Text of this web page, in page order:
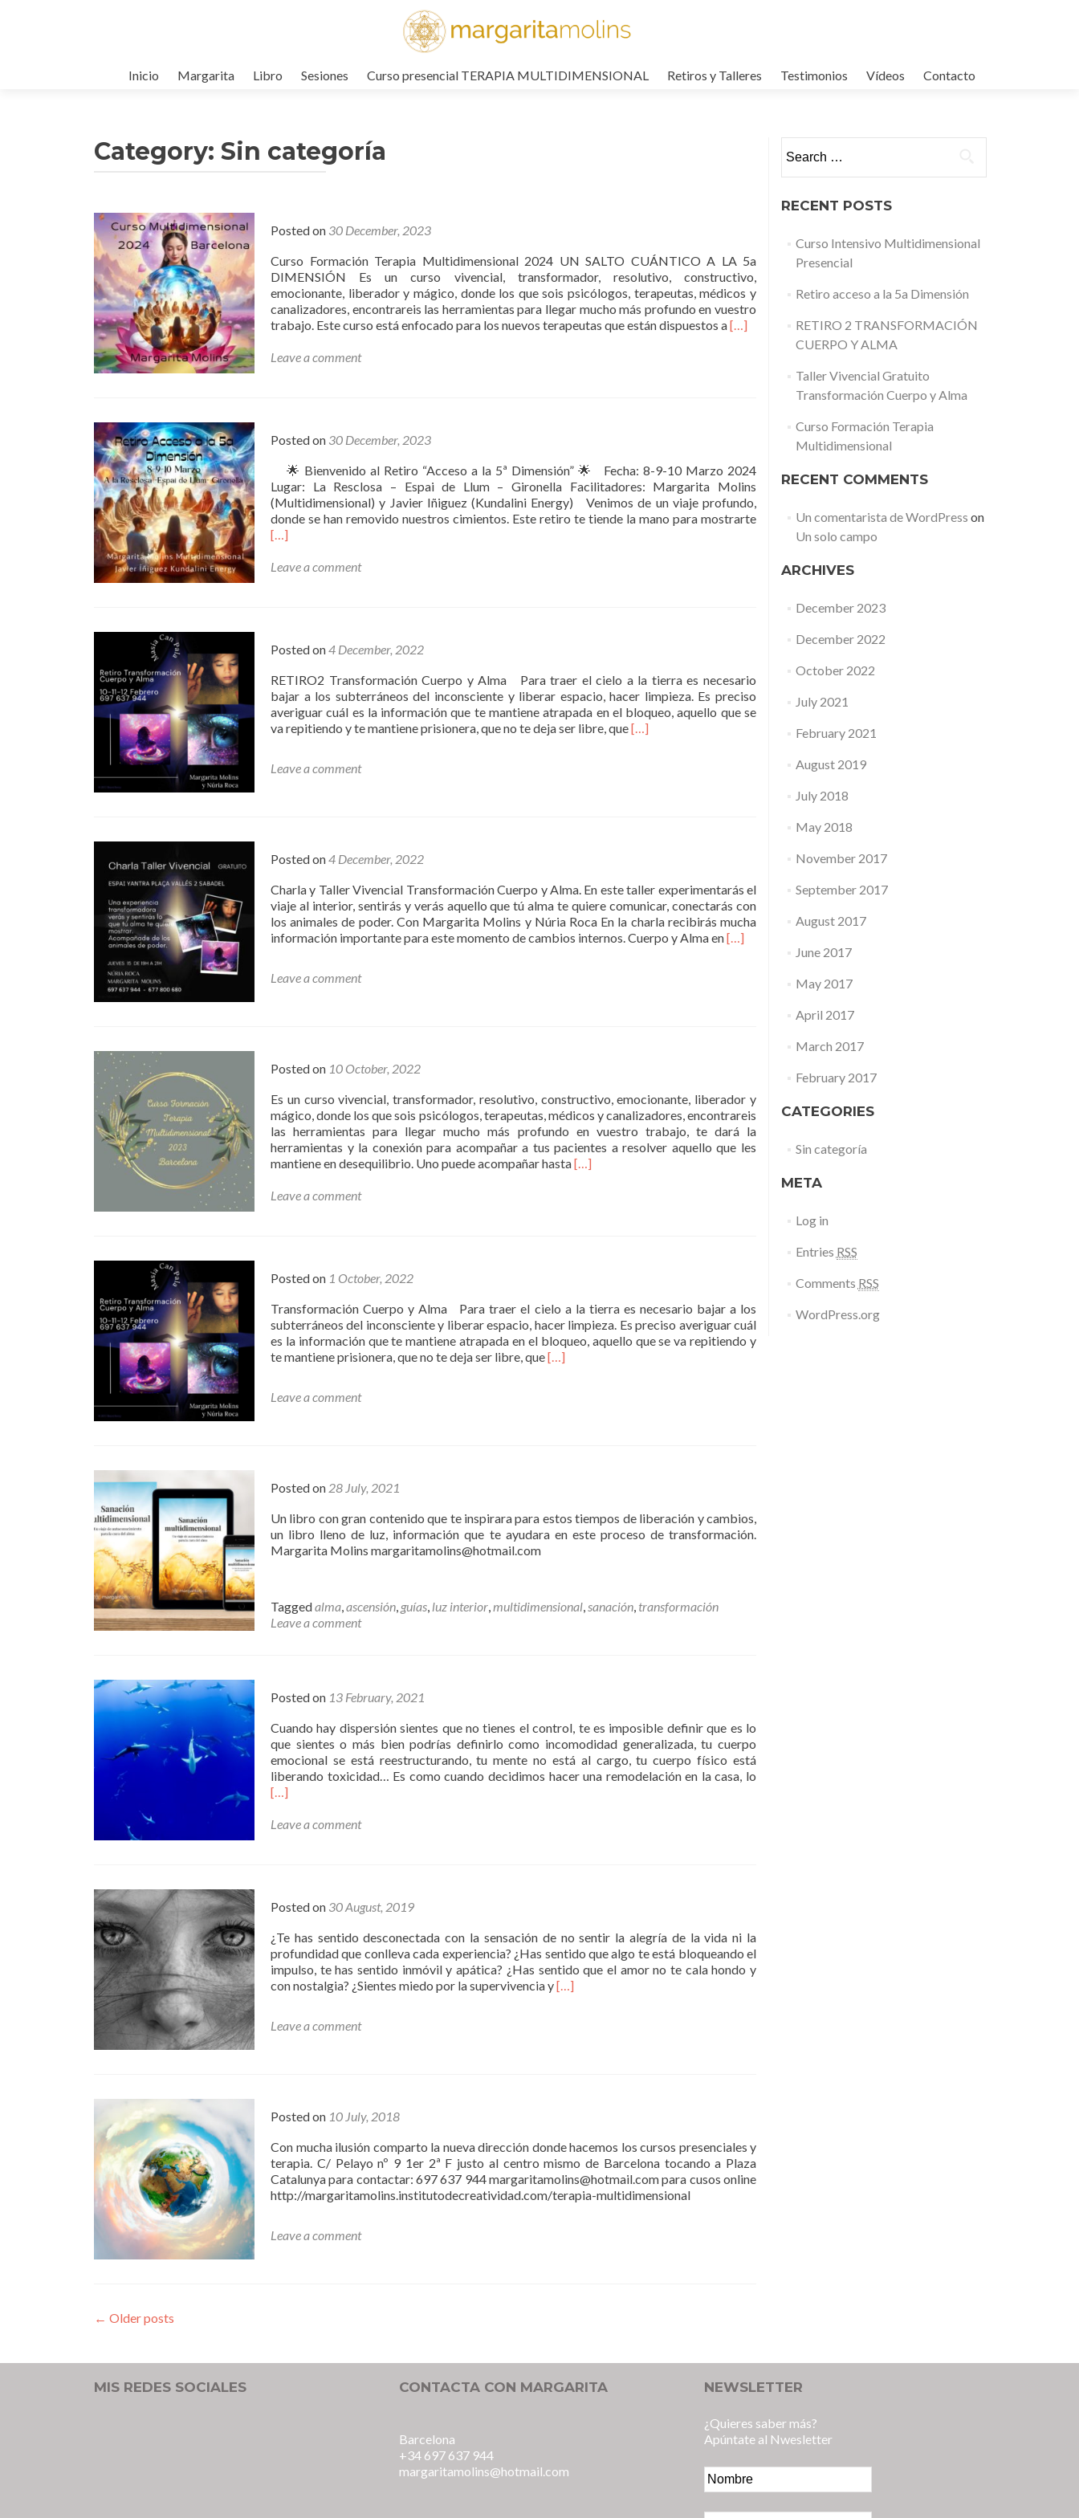
Skip to content
Inicio Margarita Libro Sesiones Curso presencial TERAPIA MULTIDIMENSIONAL Retiros y Talleres Testimonios Vídeos Contacto
Category: Sin categoría
Posted on 30 December, 2023
Curso Formación Terapia Multidimensional 2024 UN SALTO CUÁNTICO A LA 5a
DIMENSIÓN Es un curso vivencial, transformador, resolutivo, constructivo,
emocionante, liberador y mágico, donde los que sois psicólogos, terapeutas, médicos y
canalizadores, encontrareis las herramientas para llegar mucho más profundo en vuestro
trabajo. Este curso está enfocado para los nuevos terapeutas que están dispuestos aRead
Multidimensional
[…]
Leave a comment
Posted on 30 December, 2023
🌟 Bienvenido al Retiro “Acceso a la 5ª Dimensión” 🌟 Fecha: 8-9-10 Marzo 2024
Lugar: La Resclosa – Espai de Llum – Gironella Facilitadores: Margarita Molins
(Multidimensional) y Javier Iñiguez (Kundalini Energy) Venimos de un viaje profundo,
donde se han removido nuestros cimientos. Este retiro te tiende la mano para mostrarteRead
Retiro
Dimensión
[…]
Leave a comment
Posted on4 December, 2022
RETIRO2 Transformación Cuerpo y Alma Para traer el cielo a la tierra es necesario
bajar a los subterráneos del inconsciente y liberar espacio, hacer limpieza. Es preciso
averiguar cuál es la información que te mantiene atrapada en el bloqueo, aquello que se
va repitiendo y te mantiene prisionera, que no te deja ser libre, queRead
[…]
Leave a comment
Posted on4 December, 2022
Charla y Taller Vivencial Transformación Cuerpo y Alma. En este taller experimentarás el
viaje al interior, sentirás y verás aquello que tú alma te quiere comunicar, conectarás con
los animales de poder. Con Margarita Molins y Núria Roca En la charla recibirás mucha
información importante para este momento de cambios internos. Cuerpo y Alma enRead
[…]
Leave a comment
Posted on 10 October, 2022
Es un curso vivencial, transformador, resolutivo, constructivo, emocionante, liberador y
mágico, donde los que sois psicólogos, terapeutas, médicos y canalizadores, encontrareis
las herramientas para llegar mucho más profundo en vuestro trabajo, te dará la
herramientas y la conexión para acompañar a tus pacientes a resolver aquello que les
mantiene en desequilibrio. Uno puede acompañar hastaRead
[…]
Leave a comment
Posted on 1 October, 2022
Transformación Cuerpo y Alma Para traer el cielo a la tierra es necesario bajar a los
subterráneos del inconsciente y liberar espacio, hacer limpieza. Es preciso averiguar cuál
es la información que te mantiene atrapada en el bloqueo, aquello que se va repitiendo y
te mantiene prisionera, que no te deja ser libre, queRead
[…]
Leave a comment
Posted on 28 July, 2021
Un libro con gran contenido que te inspirara para estos tiempos de liberación y cambios,
un libro lleno de luz, información que te ayudara en este proceso de transformación.
Margarita Molins margaritamolins@hotmail.com
Taggedalma,ascensión, guías, luz interior,multidimensional,sanación, transformación
Leave a comment
Posted on 13 February, 2021
Cuando hay dispersión sientes que no tienes el control, te es imposible definir que es lo
que sientes o más bien podrías definirlo como incomodidad generalizada, tu cuerpo
emocional se está reestructurando, tu mente no está al cargo, tu cuerpo físico está
liberando toxicidad… Es como cuando decidimos hacer una remodelación en la casa, lo
[…]
Leave a comment
Posted on 30 August, 2019
¿Te has sentido desconectada con la sensación de no sentir la alegría de la vida ni la
profundidad que conlleva cada experiencia? ¿Has sentido que algo te está bloqueando el
impulso, te has sentido inmóvil y apática? ¿Has sentido que el amor no te cala hondo y
con nostalgia? ¿Sientes miedo por la supervivencia yRead
Universo,
el
cambio
es
[…]
Leave a comment
Posted on 10 July, 2018
Con mucha ilusión comparto la nueva dirección donde hacemos los cursos presenciales y
terapia. C/ Pelayo nº 9 1er 2ª F justo al centro mismo de Barcelona tocando a Plaza
Catalunya para contactar: 697 637 944 margaritamolins@hotmail.com para cusos online
http://margaritamolins.institutodecreatividad.com/terapia-multidimensional
Leave a comment
Posts navigation
← Older posts
RECENT POSTS
Curso Intensivo Multidimensional
Presencial
Retiro acceso a la 5a Dimensión
RETIRO 2 TRANSFORMACIÓN
CUERPO Y ALMA
Taller Vivencial Gratuito
Transformación Cuerpo y Alma
Curso Formación Terapia
Multidimensional
RECENT COMMENTS
Un comentarista de WordPress on
Un solo campo
ARCHIVES
December 2023
December 2022
October 2022
July 2021
February 2021
August 2019
July 2018
May 2018
November 2017
September 2017
August 2017
June 2017
May 2017
April 2017
March 2017
February 2017
CATEGORIES
Sin categoría
META
Log in
Entries RSS
Comments RSS
WordPress.org
MIS REDES SOCIALES CONTACTA CON MARGARITA
Barcelona
+34 697 637 944
margaritamolins@hotmail.com
NEWSLETTER
¿Quieres saber más?
Apúntate al Nwesletter